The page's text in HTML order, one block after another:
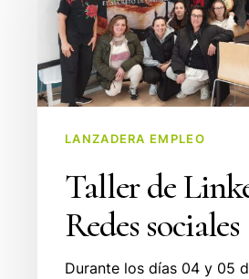
Redes
sociales
LANZADERA EMPLEO
Taller de
Redes sociales
Durante los días 04 y 05